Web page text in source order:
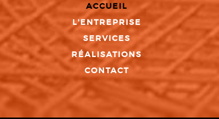
ACCUEIL
L'ENTREPRISE
SERVICES
RÉALISATIONS
CONTACT